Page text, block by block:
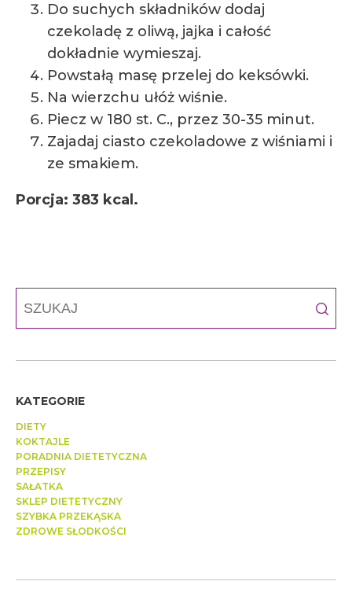
Do suchych składników dodaj
czekoladę z oliwą, jajka i całość
dokładnie wymieszaj.
Powstałą masę przelej do keksówki.
Na wierzchu ułóż wiśnie.
Piecz w 180 st. C., przez 30-35 minut.
Zajadaj ciasto czekoladowe z wiśniami i
ze smakiem.
Porcja: 383 kcal.
KATEGORIE
DIETY
KOKTAJLE
PORADNIA DIETETYCZNA
PRZEPISY
SAŁATKA
SKLEP DIETETYCZNY
SZYBKA PRZEKĄSKA
ZDROWE SŁODKOŚCI